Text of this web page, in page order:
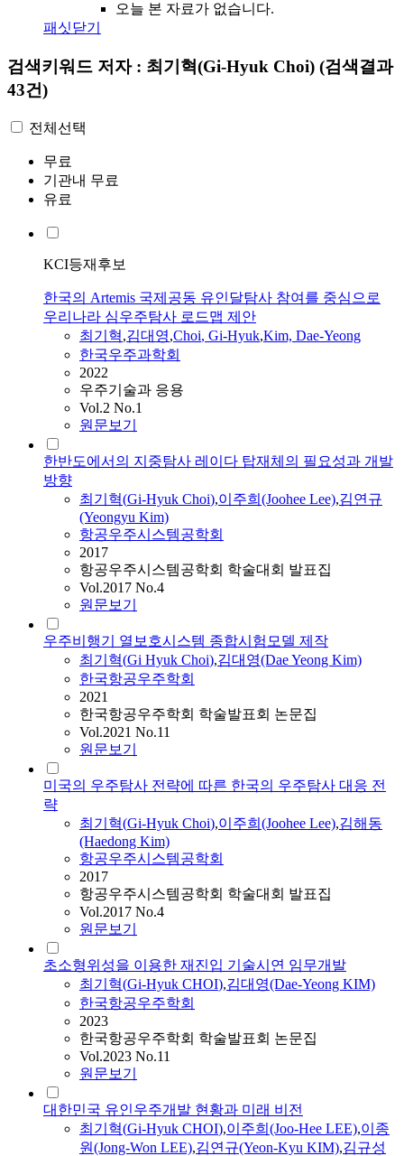
오늘 본 자료가 없습니다.
패싯닫기
검색키워드 저자 : 최기혁(Gi-Hyuk Choi) (검색결과
43건)
전체선택
무료
기관내 무료
유료
KCI등재후보
한국의 Artemis 국제공동 유인달탐사 참여를 중심으로
우리나라 심우주탐사 로드맵 제안
최기혁,김대영,Choi, Gi-Hyuk,Kim, Dae-Yeong
한국우주과학회
2022
우주기술과 응용
Vol.2 No.1
원문보기
한반도에서의 지중탐사 레이다 탑재체의 필요성과 개발
방향
최기혁(Gi-Hyuk Choi),이주희(Joohee Lee),김연규
(Yeongyu Kim)
항공우주시스템공학회
2017
항공우주시스템공학회 학술대회 발표집
Vol.2017 No.4
원문보기
우주비행기 열보호시스템 종합시험모델 제작
최기혁(Gi Hyuk Choi),김대영(Dae Yeong Kim)
한국항공우주학회
2021
한국항공우주학회 학술발표회 논문집
Vol.2021 No.11
원문보기
미국의 우주탐사 전략에 따른 한국의 우주탐사 대응 전
략
최기혁(Gi-Hyuk Choi),이주희(Joohee Lee),김해동
(Haedong Kim)
항공우주시스템공학회
2017
항공우주시스템공학회 학술대회 발표집
Vol.2017 No.4
원문보기
초소형위성을 이용한 재진입 기술시연 임무개발
최기혁(Gi-Hyuk CHOI),김대영(Dae-Yeong KIM)
한국항공우주학회
2023
한국항공우주학회 학술발표회 논문집
Vol.2023 No.11
원문보기
대한민국 유인우주개발 현황과 미래 비전
최기혁(Gi-Hyuk CHOI),이주희(Joo-Hee LEE),이종
원(Jong-Won LEE),김연규(Yeon-Kyu KIM),김규성